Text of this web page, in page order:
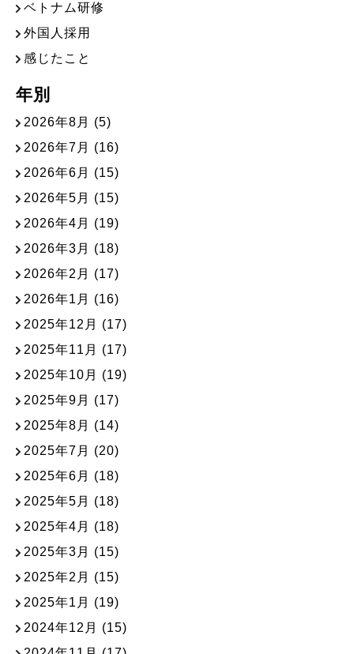
ベトナム研修
外国人採用
感じたこと
年別
2026年8月 (5)
2026年7月 (16)
2026年6月 (15)
2026年5月 (15)
2026年4月 (19)
2026年3月 (18)
2026年2月 (17)
2026年1月 (16)
2025年12月 (17)
2025年11月 (17)
2025年10月 (19)
2025年9月 (17)
2025年8月 (14)
2025年7月 (20)
2025年6月 (18)
2025年5月 (18)
2025年4月 (18)
2025年3月 (15)
2025年2月 (15)
2025年1月 (19)
2024年12月 (15)